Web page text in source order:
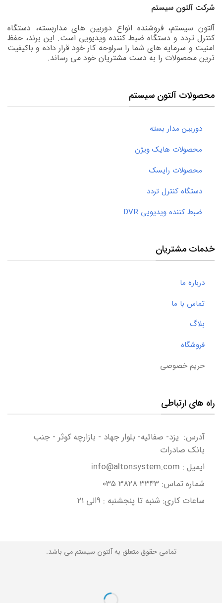
شرکت آلتون سیستم
آلتون سیستم، فروشنده انواع دوربین های مداربسته، دستگاه
کنترل تردد و دستگاه ضبط کننده ویدیویی است. این برند، حفظ
امنیت و سرمایه های شما را سرلوحه کار خود قرار داده و باکیفیت
ترین محصولات را به دست مشتریان خود می رساند.
محصولات آلتون سیستم
دوربین مدار بسته
محصولات هایک ویژن
محصولات رایسک
دستگاه کنترل تردد
ضبط کننده ویدیویی DVR
خدمات مشتریان
درباره ما
تماس با ما
بلاگ
فروشگاه
حریم خصوصی
راه های ارتباطی
آدرس: یزد- صفائیه- بلوار جهاد - بازارچه کوثر - جنب
بانک صادرات
ایمیل : info@altonsystem.com
شماره تماس: ۳۳۴۳ 3۸۲۸ ۰۳۵
ساعات کاری: شنبه تا پنجشنبه : ۹الی ۲۱
تمامی حقوق متعلق به آلتون سیستم می باشد.